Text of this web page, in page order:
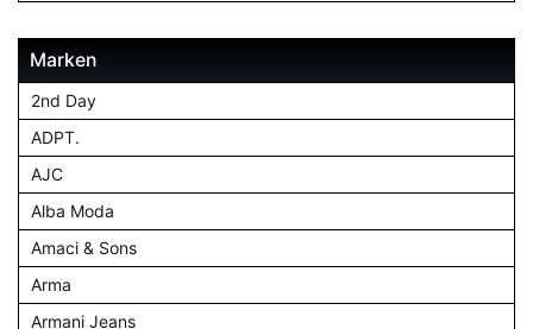
Marken
2nd Day
ADPT.
AJC
Alba Moda
Amaci & Sons
Arma
Armani Jeans